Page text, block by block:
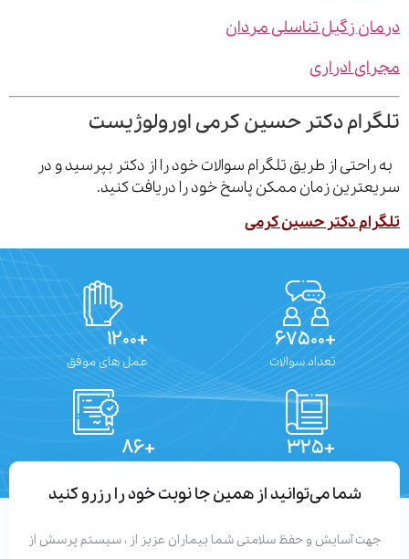
زگیل تناسلی مردان
ادراری
دکتر حسین کرمی اورولوژیست
از طریق تلگرام سوالات خود را از دکتر بپرسید و در
زمان ممکن پاسخ خود را دریافت کنید.
دکتر حسین کرمی
تعداد سوالات عمل های موفق
شما می‌توانید از همین جا نوبت خود را رزرو کنید
آسایش و حفظ سلامتی شما بیماران عزیز از ، سیستم پرسش از